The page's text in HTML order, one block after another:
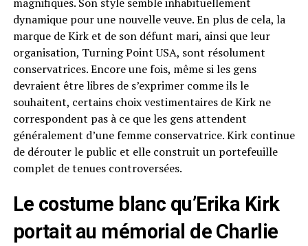
dynamique pour une nouvelle veuve. En plus de cela, la
marque de Kirk et de son défunt mari, ainsi que leur
organisation, Turning Point USA, sont résolument
conservatrices. Encore une fois, même si les gens
devraient être libres de s’exprimer comme ils le
souhaitent, certains choix vestimentaires de Kirk ne
correspondent pas à ce que les gens attendent
généralement d’une femme conservatrice. Kirk continue
de dérouter le public et elle construit un portefeuille
complet de tenues controversées.
Le costume blanc qu’Erika Kirk
portait au mémorial de Charlie